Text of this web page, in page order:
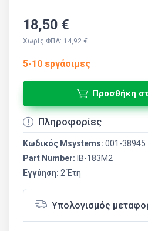
18,50 €
Χωρίς ΦΠΑ: 14,92 €
5-10 εργάσιμες
Προσθήκη
Πληροφορίες
Κωδικός Msystems: 001-38945
Part Number: IB-183M2
Εγγύηση: 2 Έτη
Υπολογισμός